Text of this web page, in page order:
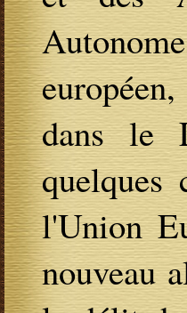
dans le
quelques
l'Union
nouveau